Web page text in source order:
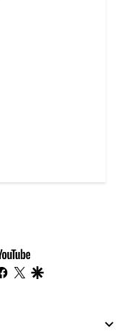
youtube-
footer
facebook
twitter